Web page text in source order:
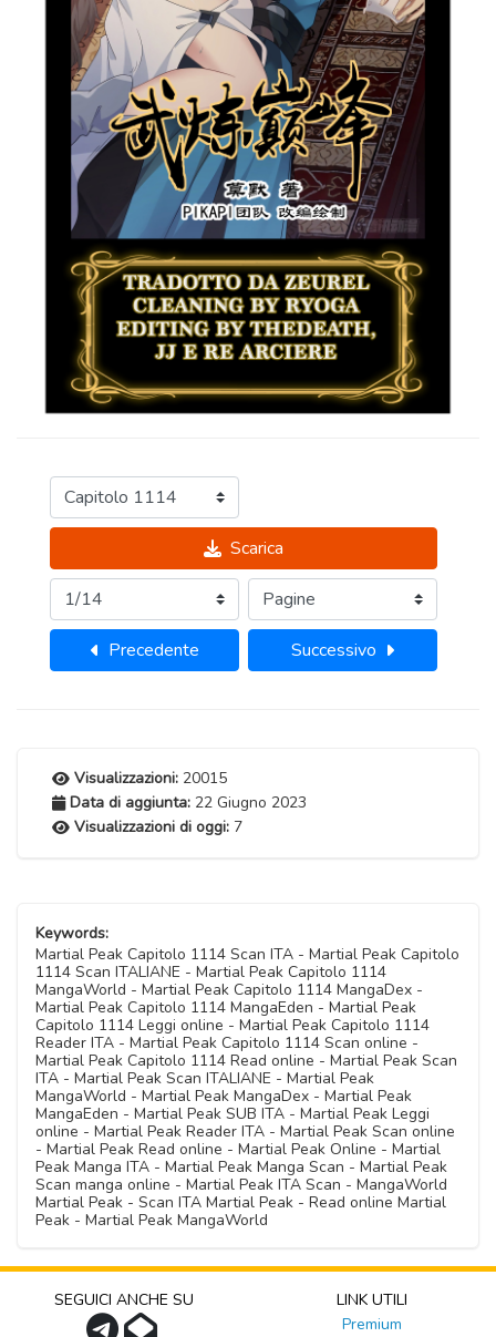
Scarica
Precedente Successivo
Visualizzazioni: 20015
Data di aggiunta: 22 Giugno 2023
Visualizzazioni di oggi: 7
Keywords:
Martial Peak Capitolo 1114 Scan ITA - Martial Peak Capitolo
1114 Scan ITALIANE - Martial Peak Capitolo 1114
MangaWorld - Martial Peak Capitolo 1114 MangaDex -
Martial Peak Capitolo 1114 MangaEden - Martial Peak
Capitolo 1114 Leggi online - Martial Peak Capitolo 1114
Reader ITA - Martial Peak Capitolo 1114 Scan online -
Martial Peak Capitolo 1114 Read online - Martial Peak Scan
ITA - Martial Peak Scan ITALIANE - Martial Peak
MangaWorld - Martial Peak MangaDex - Martial Peak
MangaEden - Martial Peak SUB ITA - Martial Peak Leggi
online - Martial Peak Reader ITA - Martial Peak Scan online
- Martial Peak Read online - Martial Peak Online - Martial
Peak Manga ITA - Martial Peak Manga Scan - Martial Peak
Scan manga online - Martial Peak ITA Scan - MangaWorld
Martial Peak - Scan ITA Martial Peak - Read online Martial
Peak - Martial Peak MangaWorld
SEGUICI ANCHE SU
LINK UTILI
Premium